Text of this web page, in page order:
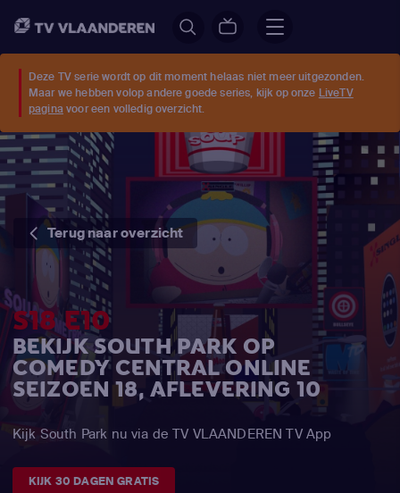
Deze TV serie wordt op dit moment helaas niet meer uitgezonden.
Maar we hebben volop andere goede series, kijk op onze LiveTV
pagina voor een volledig overzicht.
Terug naar overzicht
S18 E10
BEKIJK SOUTH PARK OP
COMEDY CENTRAL ONLINE
SEIZOEN 18, AFLEVERING 10
Kijk South Park nu via de TV VLAANDEREN TV App
KIJK 30 DAGEN GRATIS